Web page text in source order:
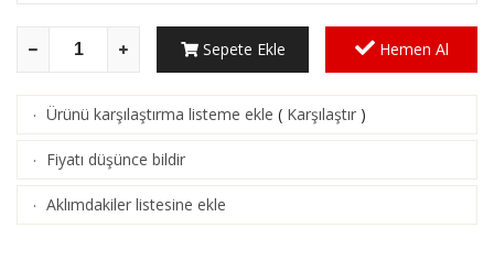
Sepete Ekle Hemen Al
· Ürünü karşılaştırma listeme ekle ( Karşılaştır )
· Fiyatı düşünce bildir
· Aklımdakiler listesine ekle